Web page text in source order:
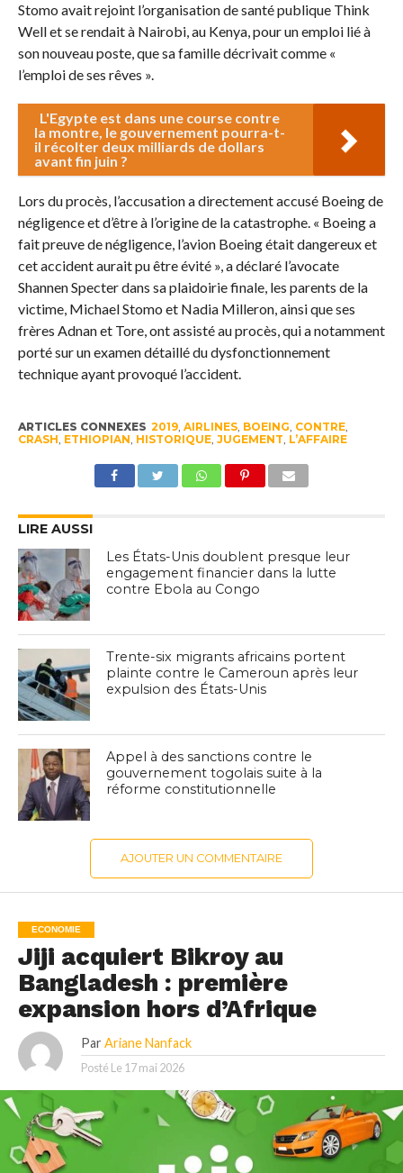
Stomo avait rejoint l’organisation de santé publique Think
Well et se rendait à Nairobi, au Kenya, pour un emploi lié à
son nouveau poste, que sa famille décrivait comme «
l’emploi de ses rêves ».
L'Egypte est dans une course contre
la montre, le gouvernement pourra-t-
il récolter deux milliards de dollars
avant fin juin ?
Lors du procès, l’accusation a directement accusé Boeing de
négligence et d’être à l’origine de la catastrophe. « Boeing a
fait preuve de négligence, l’avion Boeing était dangereux et
cet accident aurait pu être évité », a déclaré l’avocate
Shannen Specter dans sa plaidoirie finale, les parents de la
victime, Michael Stomo et Nadia Milleron, ainsi que ses
frères Adnan et Tore, ont assisté au procès, qui a notamment
porté sur un examen détaillé du dysfonctionnement
technique ayant provoqué l’accident.
ARTICLES CONNEXES 2019, AIRLINES, BOEING, CONTRE,
CRASH, ETHIOPIAN, HISTORIQUE, JUGEMENT, L’AFFAIRE
LIRE AUSSI
Les États-Unis doublent presque leur
engagement financier dans la lutte
contre Ebola au Congo
Trente-six migrants africains portent
plainte contre le Cameroun après leur
expulsion des États-Unis
Appel à des sanctions contre le
gouvernement togolais suite à la
réforme constitutionnelle
AJOUTER UN COMMENTAIRE
ECONOMIE
Jiji acquiert Bikroy au
Bangladesh : première
expansion hors d’Afrique
Par Ariane Nanfack
Posté Le 17 mai 2026